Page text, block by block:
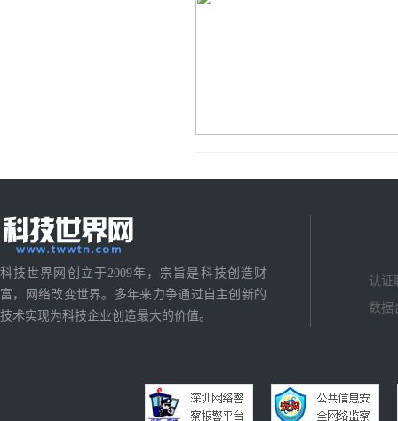
科技世界网创立于2009年，宗旨是科技创造财
富，网络改变世界。多年来力争通过自主创新的
技术实现为科技企业创造最大的价值。
认证
数据